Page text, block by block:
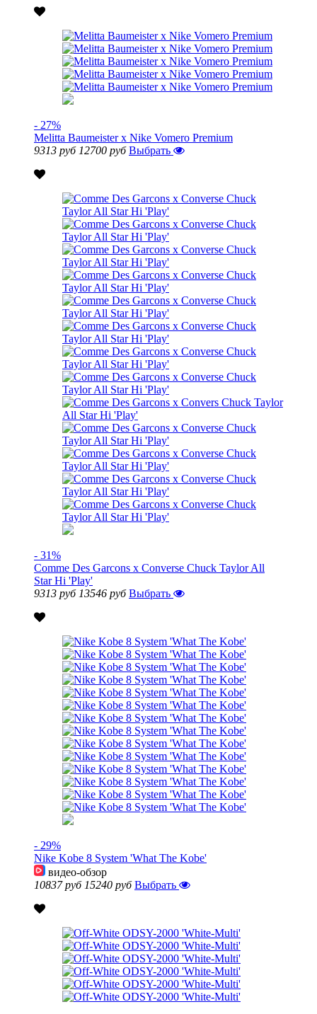
- 27%
Melitta Baumeister x Nike Vomero Premium
9313 руб 12700 руб Выбрать
- 31%
Comme Des Garcons x Converse Chuck Taylor All
Star Hi 'Play'
9313 руб 13546 руб Выбрать
- 29%
Nike Kobe 8 System 'What The Kobe'
видео-обзор
10837 руб 15240 руб Выбрать